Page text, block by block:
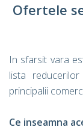
Ofertele
In sfarsit vara
lista
principalii
Ce inseamna